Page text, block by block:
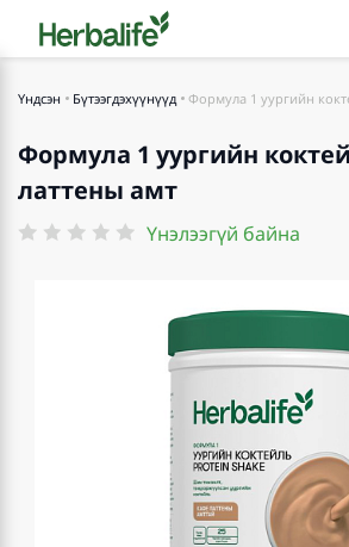
Үндсэн Бүтээгдэхүүнүүд Формула 1 уургийн
Формула 1 уургийн
латтены амт
Үнэлээгүй байна